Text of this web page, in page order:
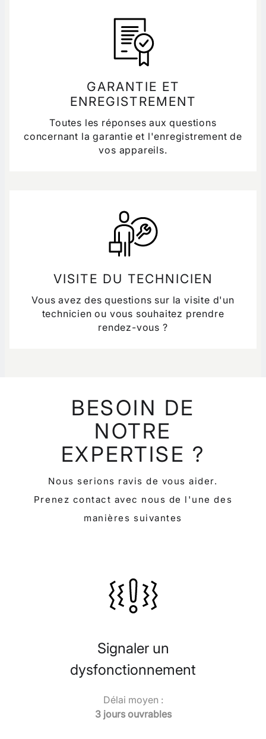
GARANTIE ET
ENREGISTREMENT
Toutes les réponses aux questions
concernant la garantie et l'enregistrement de
vos appareils.
VISITE DU TECHNICIEN
Vous avez des questions sur la visite d'un
technicien ou vous souhaitez prendre
rendez-vous ?
BESOIN DE
NOTRE
EXPERTISE ?
Nous serions ravis de vous aider.
Prenez contact avec nous de l'une des
manières suivantes
Signaler un
dysfonctionnement
Délai moyen :
3 jours ouvrables